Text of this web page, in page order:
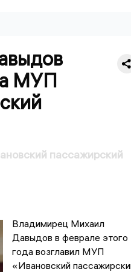
МУП
пассажирский
Владимирец Михаил
Давыдов в феврале этого
года возглавил МУП
«Ивановский